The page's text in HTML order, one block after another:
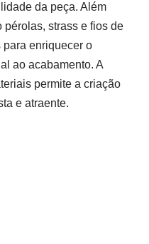
da peça. Além
pérolas, strass e fios de
enriquecer o
ao acabamento. A
permite a criação
e atraente.